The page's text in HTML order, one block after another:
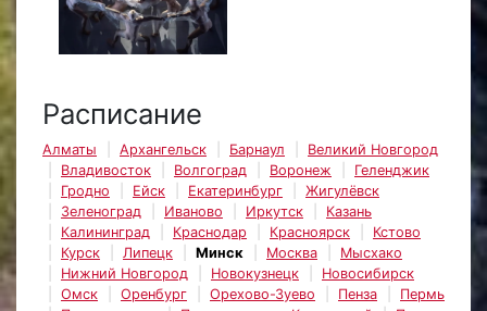
Расписание
Алматы Архангельск Барнаул
Великий Новгород
Владивосток
Волгоград Воронеж
Геленджик
Гродно
Ейск Екатеринбург
Жигулёвск
Зеленоград
Иваново Иркутск
Казань
Калининград
Краснодар Красноярск
Кстово
Курск
Липецк Минск Москва
Мысхако
Нижний Новгород
Новокузнецк
Новосибирск
Омск
Оренбург Орехово-Зуево Пенза
Пермь